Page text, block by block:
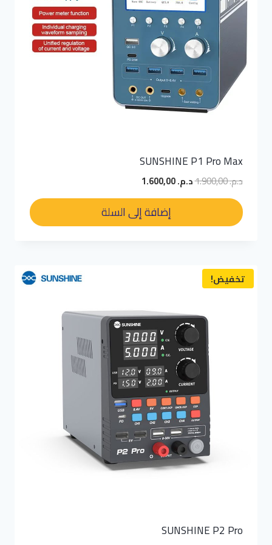
SUNSHINE P1 Pro Max
د.م.1.900,00
السعر
الأصلي
د.م. 1.900,00.
د.م.1.600,00
الحالي
هو:
د.م. 1.600,00.
إضافة إلى السلة
تخفيض!
SUNSHINE P2 Pro